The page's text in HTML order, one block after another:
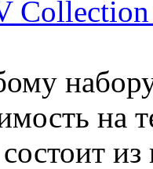
на